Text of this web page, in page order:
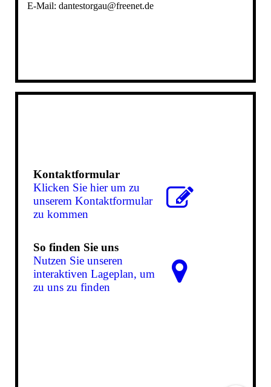
E-Mail: dantestorgau@freenet.de
Kontaktformular
Klicken Sie hier um zu
unserem Kon­takt­for­mu­lar
zu kommen
So finden Sie uns
Nutzen Sie unseren
interaktiven La­ge­plan, um
zu uns zu finden